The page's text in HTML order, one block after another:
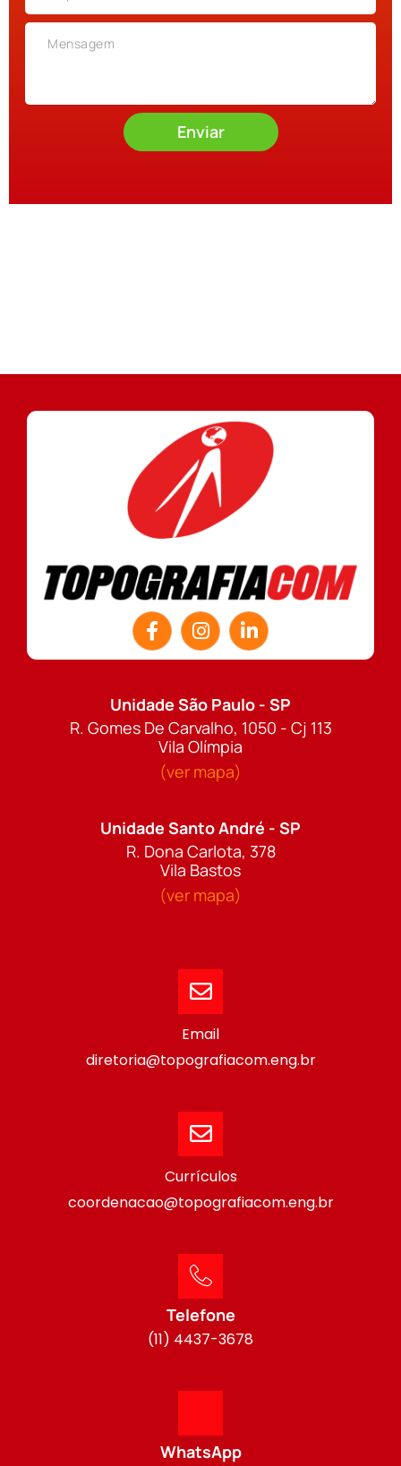
Enviar
Unidade São Paulo - SP
R. Gomes De Carvalho, 1050 - Cj 113
Vila Olímpia
(ver mapa)
Unidade Santo André - SP
R. Dona Carlota, 378
Vila Bastos
(ver mapa)
Email
diretoria@topografiacom.eng.br
Currículos
coordenacao@topografiacom.eng.br
Telefone
(11) 4437-3678
WhatsApp